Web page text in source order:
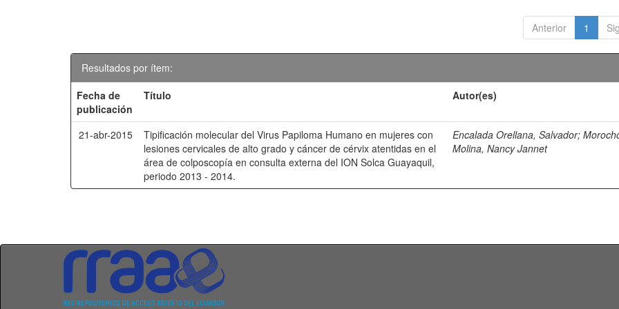
Anterior 1
Resultados por ítem:
Fecha de
publicación
Título Autor(es)
21-abr-2015
Tipificación molecular del Virus Papiloma Humano en mujeres con
lesiones cervicales de alto grado y cáncer de cérvix atentidas en el
área de colposcopía en consulta externa del ION Solca Guayaquil,
periodo 2013 - 2014.
Encalada Orellana, Salvador;
Molina, Nancy Jannet